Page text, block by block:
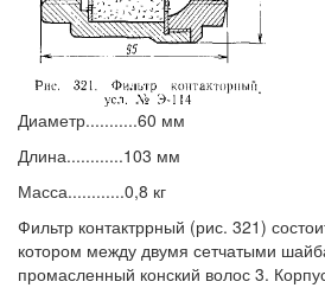
Диаметр...........60 мм
Длина............103 мм
Масса............0,8 кг
Фильтр контактррный (рис. 321)
котором между двумя сетчатыми
промасленный конский волос 3.